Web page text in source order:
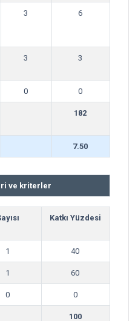
3 6
3 3
0 0
182
7.50
ve kriterler
Katkı Yüzdesi
1 40
1 60
0 0
100